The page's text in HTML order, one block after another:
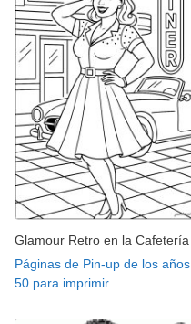
Glamour Retro en la Cafetería
Páginas de Pin-up de los años
50 para imprimir